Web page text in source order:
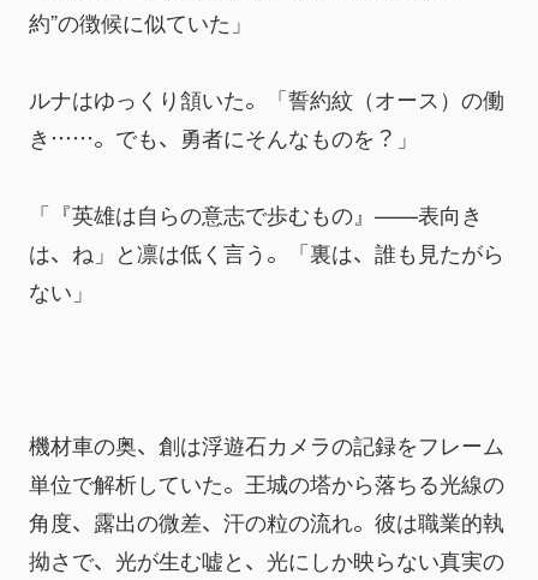
約”の徴候に似ていた」
ルナはゆっくり頷いた。「誓約紋（オース）の働
き……。でも、勇者にそんなものを？」
「『英雄は自らの意志で歩むもの』——表向き
は、ね」と凛は低く言う。「裏は、誰も見たがら
ない」
機材車の奥、創は浮遊石カメラの記録をフレーム
単位で解析していた。王城の塔から落ちる光線の
角度、露出の微差、汗の粒の流れ。彼は職業的執
拗さで、光が生む嘘と、光にしか映らない真実の